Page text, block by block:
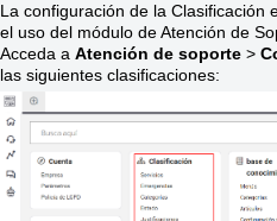
La configuración de la Clasificación
el uso del módulo de Atención de
Acceda a Atención de soporte >
las siguientes clasificaciones: